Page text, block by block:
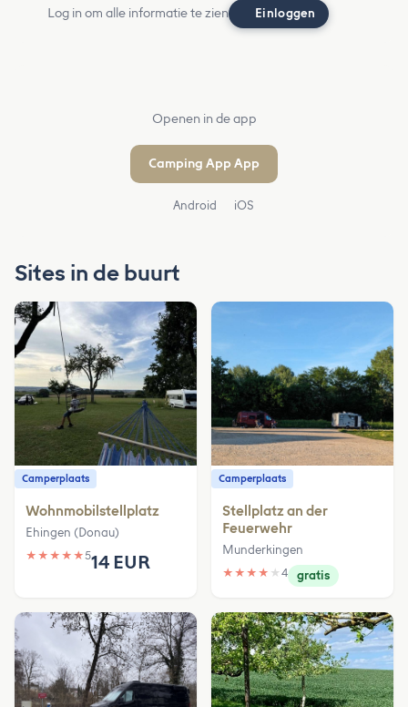
Log in om alle informatie te zien Einloggen
Openen in de app
Camping App App
Android iOS
Sites in de buurt
Camperplaats
Wohnmobilstellplatz
Ehingen (Donau)
★ ★ ★ ★ ★514 EUR
Camperplaats
Stellplatz an der
Feuerwehr
Munderkingen
★ ★ ★ ★ ★ 4 gratis